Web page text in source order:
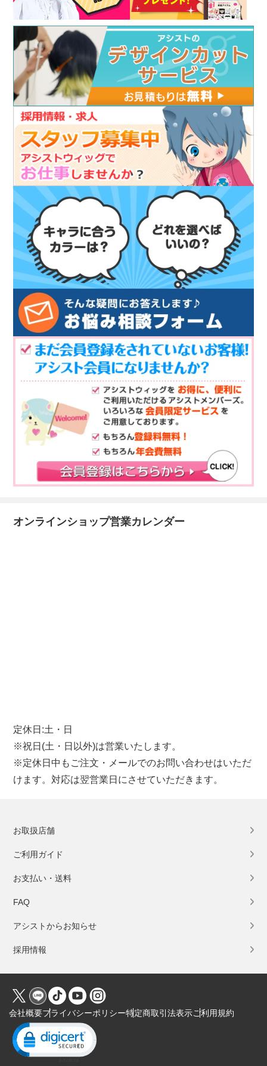
オンラインショップ営業カレンダー
定休日:土・日
※祝日(土・日以外)は営業いたします。
※定休日中もご注文・メールでのお問い合わせはいただ
けます。対応は翌営業日にさせていただきます。
お取扱店舗
ご利用ガイド
お支払い・送料
FAQ
アシストからお知らせ
採用情報
会社概要プライバシーポリシー特定商取引法表示ご利用規約
Click to open certificate verification popup